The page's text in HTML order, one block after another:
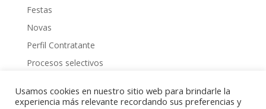
Festas
Novas
Perfil Contratante
Procesos selectivos
Usamos cookies en nuestro sitio web para brindarle la
experiencia más relevante recordando sus preferencias y